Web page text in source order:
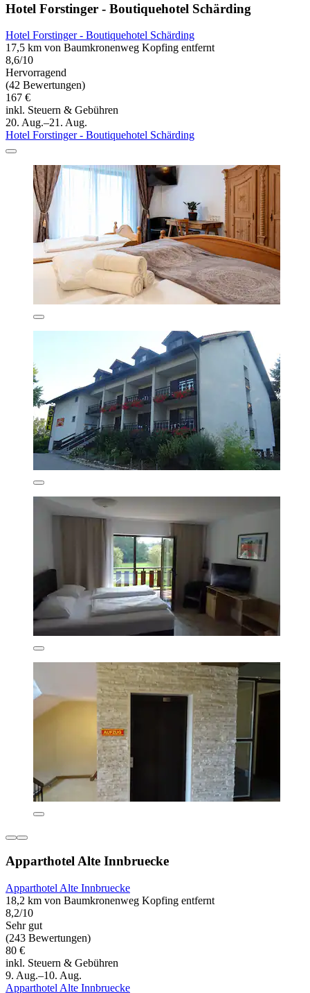
Hotel Forstinger - Boutiquehotel Schärding
Hotel Forstinger - Boutiquehotel Schärding
17,5 km von Baumkronenweg Kopfing entfernt
8,6/10
Hervorragend
(42 Bewertungen)
167 €
inkl. Steuern & Gebühren
20. Aug.–21. Aug.
Hotel Forstinger - Boutiquehotel Schärding
Apparthotel Alte Innbruecke
Apparthotel Alte Innbruecke
18,2 km von Baumkronenweg Kopfing entfernt
8,2/10
Sehr gut
(243 Bewertungen)
80 €
inkl. Steuern & Gebühren
9. Aug.–10. Aug.
Apparthotel Alte Innbruecke